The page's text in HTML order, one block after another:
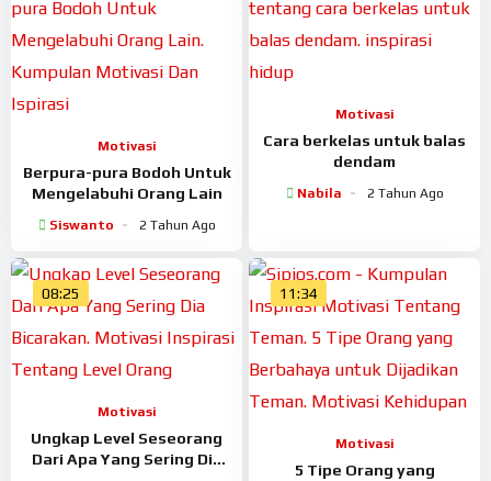
Motivasi
Berpura-pura Bodoh Untuk
Mengelabuhi Orang Lain
Siswanto 2 Tahun Ago
Motivasi
Cara berkelas untuk balas
dendam
Nabila 2 Tahun Ago
08:25
Motivasi
Ungkap Level Seseorang
Dari Apa Yang Sering Dia
11:34
Motivasi
5 Tipe Orang yang